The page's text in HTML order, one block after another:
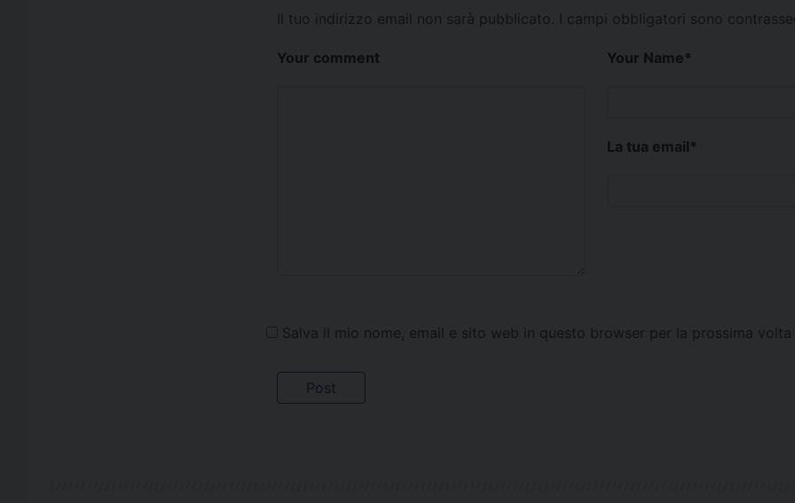
Il tuo indirizzo email non sarà pubblicato. I campi obbligatori sono
Your comment Your Name*
La tua email*
Salva il mio nome, email e sito web in questo browser per la prossima